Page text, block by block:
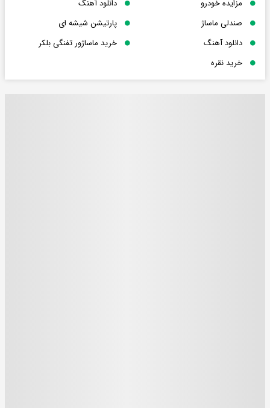
مزایده خودرو
دانلود آهنگ
صندلی ماساژ
پارتیشن شیشه ای
دانلود آهنگ
خرید ماساژور تفنگی بلکر
خرید نقره